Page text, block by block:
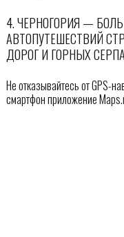
4. ЧЕРНОГОРИЯ —
АВТОПУТЕШЕСТВИЙ
ДОРОГ И ГОРНЫХ
Не отказывайтесь от GPS-
смартфон приложение